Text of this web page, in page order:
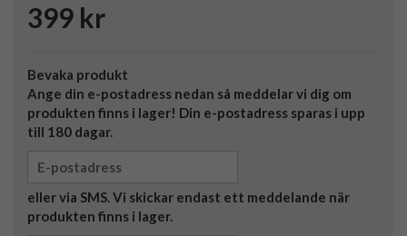
399 kr
Bevaka produkt
Ange din e-postadress nedan så meddelar vi dig om
produkten finns i lager! Din e-postadress sparas i upp
till 180 dagar.
eller via SMS. Vi skickar endast ett meddelande när
produkten finns i lager.